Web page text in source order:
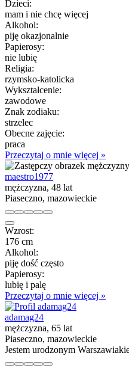
Dzieci:
mam i nie chcę więcej
Alkohol:
piję okazjonalnie
Papierosy:
nie lubię
Religia:
rzymsko-katolicka
Wykształcenie:
zawodowe
Znak zodiaku:
strzelec
Obecne zajęcie:
praca
Przeczytaj o mnie więcej »
maestro1977
mężczyzna, 48 lat
Piaseczno, mazowieckie
Wzrost:
176 cm
Alkohol:
piję dość często
Papierosy:
lubię i palę
Przeczytaj o mnie więcej »
adamag24
mężczyzna, 65 lat
Piaseczno, mazowieckie
Jestem urodzonym